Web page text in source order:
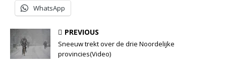
WhatsApp
PREVIOUS
Sneeuw trekt over de drie Noordelijke
provincies(Video)